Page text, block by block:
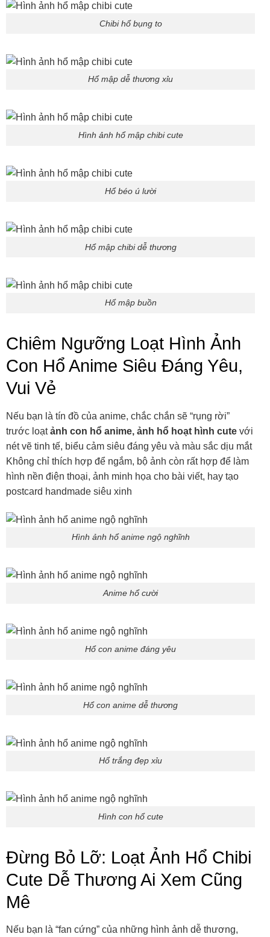
Chibi hổ bụng to
Hổ mập dễ thương xỉu
Hình ảnh hổ mập chibi cute
Hổ béo ú lười
Hổ mập chibi dễ thương
Hổ mập buồn
Chiêm Ngưỡng Loạt Hình Ảnh
Con Hổ Anime Siêu Đáng Yêu,
Vui Vẻ
Nếu bạn là tín đồ của anime, chắc chắn sẽ “rụng rời”
trước loạtảnh con hổ anime, ảnh hổ hoạt hình cute với
nét vẽ tinh tế, biểu cảm siêu đáng yêu và màu sắc dịu mắt
Không chỉ thích hợp để ngắm, bộ ảnh còn rất hợp để làm
hình nền điện thoại, ảnh minh họa cho bài viết, hay tạo
postcard handmade siêu xinh
Hình ảnh hổ anime ngộ nghĩnh
Anime hổ cười
Hổ con anime đáng yêu
Hổ con anime dễ thương
Hổ trắng đẹp xỉu
Hình con hổ cute
Đừng Bỏ Lỡ: Loạt Ảnh Hổ Chibi
Cute Dễ Thương Ai Xem Cũng
Mê
Nếu bạn là “fan cứng” của những hình ảnh dễ thương,